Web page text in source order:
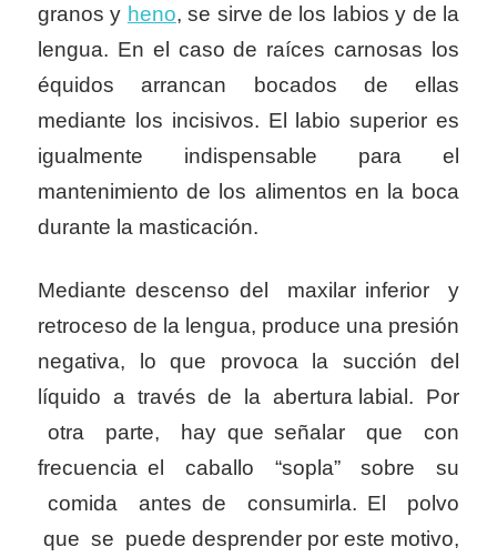
granos y heno, se sirve de los labios y de la
lengua. En el caso de raíces carnosas los
équidos arrancan bocados de ellas
mediante los incisivos. El labio superior es
igualmente indispensable para el
mantenimiento de los alimentos en la boca
durante la masticación.
Mediante descenso del maxilar inferior y
retroceso de la lengua, produce una presión
negativa, lo que provoca la succión del
líquido a través de la abertura labial. Por
otra parte, hay que señalar que con
frecuencia el caballo “sopla” sobre su
comida antes de consumirla. El polvo
que se puede desprender por este motivo,